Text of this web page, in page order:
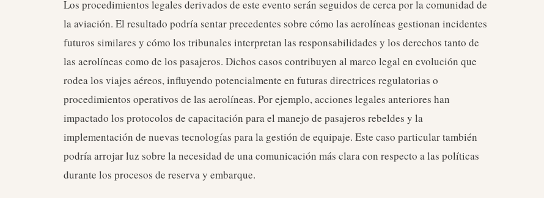
Los procedimientos legales derivados de este evento serán seguidos de cerca por la comunidad de
la aviación. El resultado podría sentar precedentes sobre cómo las aerolíneas gestionan incidentes
futuros similares y cómo los tribunales interpretan las responsabilidades y los derechos tanto de
las aerolíneas como de los pasajeros. Dichos casos contribuyen al marco legal en evolución que
rodea los viajes aéreos, influyendo potencialmente en futuras directrices regulatorias o
procedimientos operativos de las aerolíneas. Por ejemplo, acciones legales anteriores han
impactado los protocolos de capacitación para el manejo de pasajeros rebeldes y la
implementación de nuevas tecnologías para la gestión de equipaje. Este caso particular también
podría arrojar luz sobre la necesidad de una comunicación más clara con respecto a las políticas
durante los procesos de reserva y embarque.